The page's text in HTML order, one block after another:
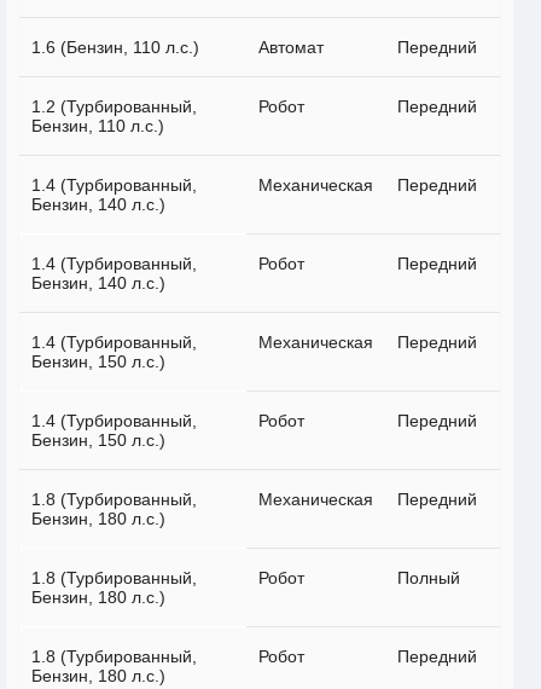
1.6 (Бензин, 110 л.с.) Автомат Передний
1.2 (Турбированный,
Бензин, 110 л.с.)
Робот Передний
1.4 (Турбированный,
Бензин, 140 л.с.)
Механическая Передний
1.4 (Турбированный,
Бензин, 140 л.с.)
Робот Передний
1.4 (Турбированный,
Бензин, 150 л.с.)
Механическая Передний
1.4 (Турбированный,
Бензин, 150 л.с.)
Робот Передний
1.8 (Турбированный,
Бензин, 180 л.с.)
Механическая Передний
1.8 (Турбированный,
Бензин, 180 л.с.)
Робот Полный
1.8 (Турбированный,
Бензин, 180 л.с.)
Робот Передний